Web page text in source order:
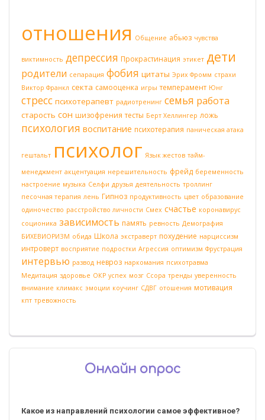
отношения Общение абьюз чувства
виктимность депрессия Прокрастинация этикет дети
родители сепарация фобия цитаты Эрих Фромм страхи
Виктор Франкл секта самооценка игры темперамент Юнг
стресс психотерапевт радиотренинг семья работа
старость сон шизофрения тесты Берт Хеллингер ложь
психология воспитание психотерапия паническая атака
гештальт психолог Язык жестов тайм-
менеджмент акцентуация нерешительность фрейд беременность
настроение музыка Селфи друзья деятельность троллинг
песочная терапия лень Гипноз продуктивность цвет образование
одиночество расстройство личности Смех счастье коронавирус
соционика зависимость память ревность Демография
БИХЕВИОРИЗМ обида Школа экстраверт похудение нарциссизм
интроверт восприятие подростки Агрессия оптимизм Фрустрация
интервью развод невроз наркомания психотравма
Медитация здоровье ОКР успех мозг Ссора тренды уверенность
внимание климакс эмоции коучинг СДВГ отошения мотивация
кпт тревожность
Онлайн опрос
Какое из направлений психологии самое эффективное?